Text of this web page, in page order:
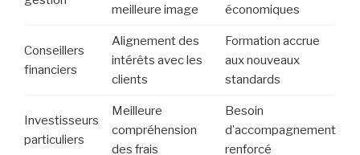
meilleure image
économiques
Conseillers
financiers
Alignement des
intérêts avec les
clients
Formation accrue
aux nouveaux
standards
Investisseurs
particuliers
Meilleure
compréhension
des frais
Besoin
d’accompagnement
renforcé